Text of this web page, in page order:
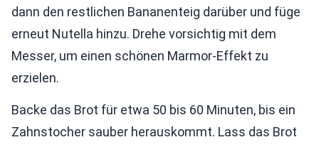
dann den restlichen Bananenteig darüber und füge
erneut Nutella hinzu. Drehe vorsichtig mit dem
Messer, um einen schönen Marmor-Effekt zu
erzielen.
Backe das Brot für etwa 50 bis 60 Minuten, bis ein
Zahnstocher sauber herauskommt. Lass das Brot